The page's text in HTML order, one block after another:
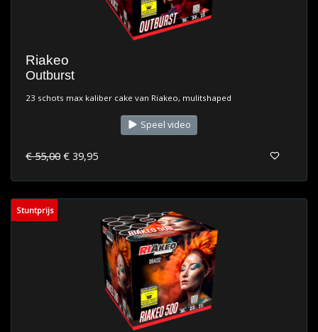
Riakeo
Outburst
23 schots max kaliber cake van Riakeo, mulitshaped
Speel video
€ 55,00 € 39,95
Stuntprijs